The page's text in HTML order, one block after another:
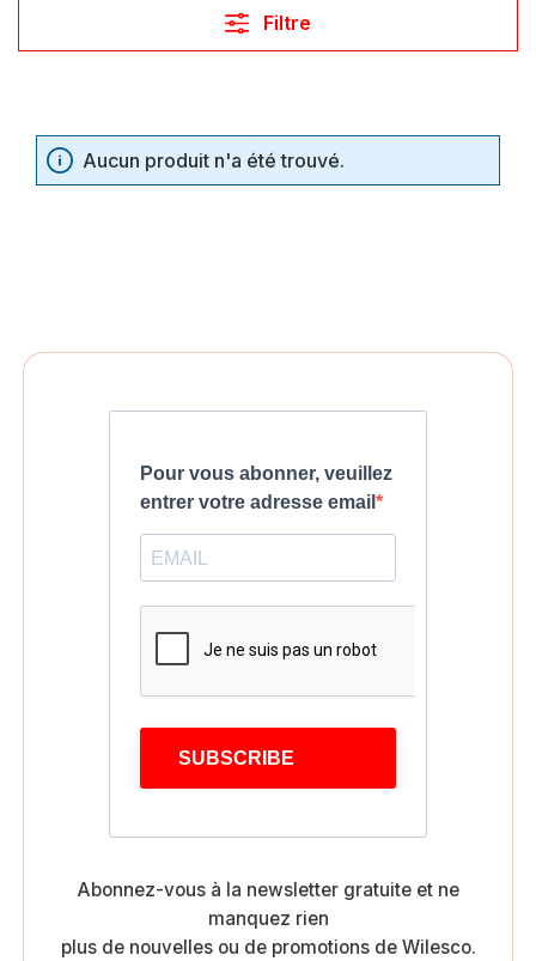
Filtre
Aucun produit n'a été trouvé.
Pour vous abonner, veuillez
entrer votre adresse email
SUBSCRIBE
Abonnez-vous à la newsletter gratuite et ne
manquez rien
plus de nouvelles ou de promotions de Wilesco.